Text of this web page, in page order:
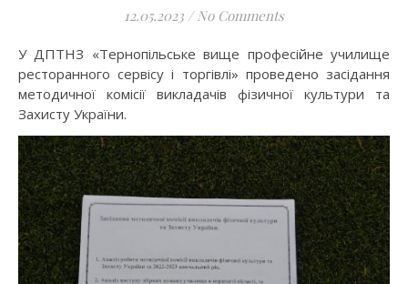
12.05.2023 / No Comments
У ДПТНЗ «Тернопільське вище професійне училище
ресторанного сервісу і торгівлі» проведено засідання
методичної комісії викладачів фізичної культури та
Захисту України.